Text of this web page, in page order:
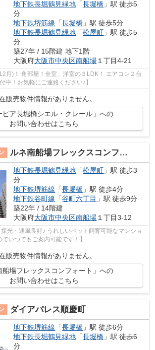
地下鉄長堀鶴見緑地 「長堀橋 」駅 徒歩5
分
地下鉄堺筋線 「長堀橋 」駅 徒歩5分
地下鉄長堀鶴見緑地 「松屋町 」駅 徒歩5
分
築27年 / 15階建 地下1階
大阪府大阪市中央区南船場１丁目4-21
月)！ 角部屋！全室、洋室の３LDK！ エアコン２台
中！お気軽にご連絡ください♪】
販売物件情報がありません。
ピア長堀橋シエル・クレール」への
お問い合わせはこちら
ルネ南船場フレックスコンフォート
地下鉄長堀鶴見緑地 「松屋町 」駅 徒歩3
分
地下鉄堺筋線 「長堀橋 」駅 徒歩4分
地下鉄谷町線 「谷町六丁目 」駅 徒歩9分
築22年 / 14階建
大阪府大阪市中央区南船場 １丁目3-12
採光・通風良好♪ うれしいペット飼育可能なマンショ
いつでもご案内可能です！】
販売物件情報がありません。
船場フレックスコンフォート」への
お問い合わせはこちら
ダイアパレス順慶町
地下鉄堺筋線 「長堀橋 」駅 徒歩6分
地下鉄長堀鶴見緑地 「長堀橋 」駅 徒歩6
分